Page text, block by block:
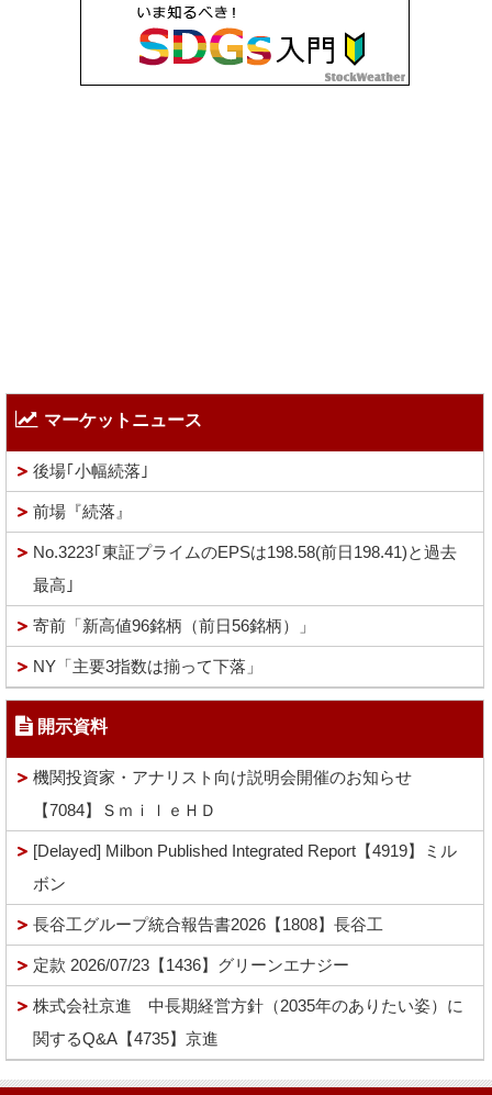
マーケットニュース
後場｢小幅続落｣
前場『続落』
No.3223｢東証プライムのEPSは198.58(前日198.41)と過去
最高｣
寄前「新高値96銘柄（前日56銘柄）」
NY「主要3指数は揃って下落」
開示資料
機関投資家・アナリスト向け説明会開催のお知らせ
【7084】ＳｍｉｌｅＨＤ
[Delayed] Milbon Published Integrated Report【4919】ミル
ボン
長谷工グループ統合報告書2026【1808】長谷工
定款 2026/07/23【1436】グリーンエナジー
株式会社京進 中長期経営方針（2035年のありたい姿）に
関するQ&A【4735】京進